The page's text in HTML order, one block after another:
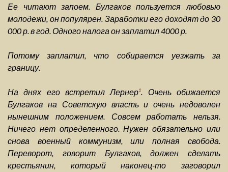
Ее читают запоем. Булгаков пользуется любовью
молодежи, он популярен. Заработки его доходят до 30
000 р. в год. Одного налога он заплатил 4000 р.
Потому заплатил, что собирается уезжать за
границу.
На днях его встретил Лернер1. Очень обижается
Булгаков на Советскую власть и очень недоволен
нынешним положением. Совсем работать нельзя.
Ничего нет определенного. Нужен обязательно или
снова военный коммунизм, или полная свобода.
Переворот, говорит Булгаков, должен сделать
крестьянин, который наконец-то заговорил